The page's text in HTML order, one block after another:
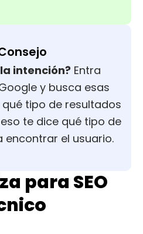
intención? Entra
y busca esas
tipo de resultados
te dice qué tipo de
encontrar el usuario.
para SEO